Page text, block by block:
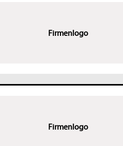
Firmenlogo
Firmenlogo